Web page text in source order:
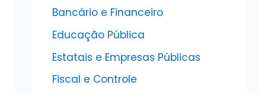
Bancário e Financeiro
Educação Pública
Estatais e Empresas Públicas
Fiscal e Controle